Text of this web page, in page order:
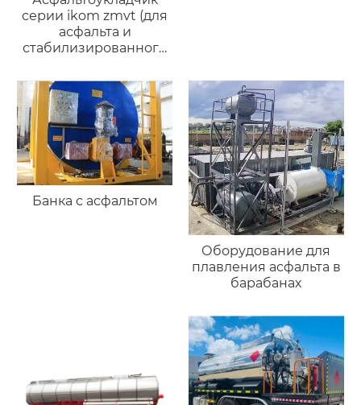
серии ikom zmvt (для
асфальта и
стабилизированного
Банка с асфальтом
Оборудование для
плавления асфальта в
барабанах